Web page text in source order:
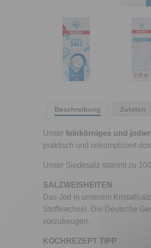
Beschreibung Zutaten
Unserfeinkörniges und
praktisch und unkompliziert
Unser Siedesalz stammt zu
SALZWEISHEITEN
Das Jod in unserem
Stoffwechsel. Die Deutsche
vorzubeugen.
KOCHREZEPT TIPP